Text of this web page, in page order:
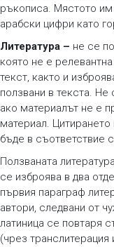
ръкописа. Мястото им
арабски цифри като
Литература – не се
която не е
текст, както и
ползвани в текста.
ако материалът не е
материал. Цитирането
бъде в съответствие с
Ползваната
се изброява в два
първия параграф
автори, следвани от
латиница се повтаря
(чрез транслитерация